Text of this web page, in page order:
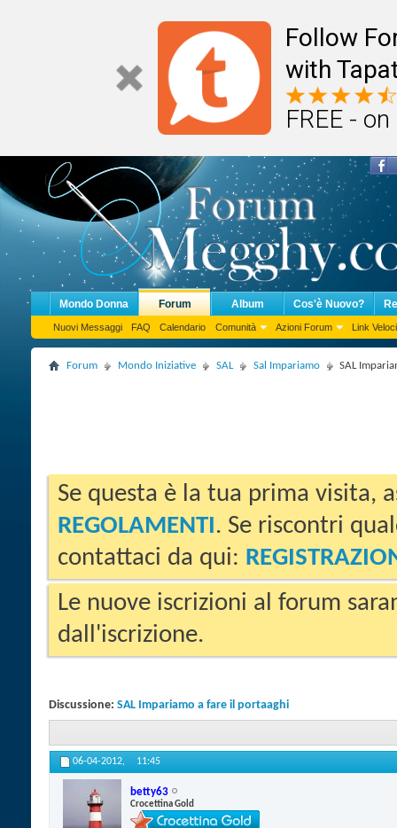
Follow
with
FREE -
Mondo Donna Forum
Nuovi Messaggi FAQ Calendario Comunità Azioni Forum Link Veloci
Album Cos'è Nuovo?
Forum Mondo Iniziative SAL Sal Impariamo SAL
Se questa è la tua prima visita,
REGOLAMENTI. Se riscontri
contattaci da qui:
Le nuove iscrizioni al forum
dall'iscrizione.
Discussione: SAL Impariamo a fare il portaaghi
06-04-2012, 11:45
betty63
Crocettina Gold